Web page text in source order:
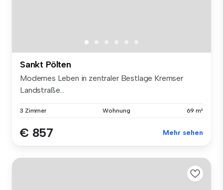
Sankt Pölten
Modernes Leben in zentraler Bestlage Kremser
Landstraße...
3 Zimmer Wohnung 69 m²
€ 857 Mehr sehen